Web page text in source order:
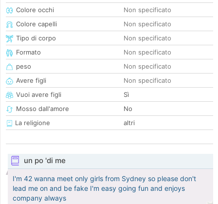
Colore occhi
Non specificato
Colore capelli
Non specificato
Tipo di corpo
Non specificato
Formato
Non specificato
peso
Non specificato
Avere figli
Non specificato
Vuoi avere figli
Sì
Mosso dall'amore
No
La religione
altri
un po 'di me
I'm 42 wanna meet only girls from Sydney so please don't
lead me on and be fake I'm easy going fun and enjoys
company always